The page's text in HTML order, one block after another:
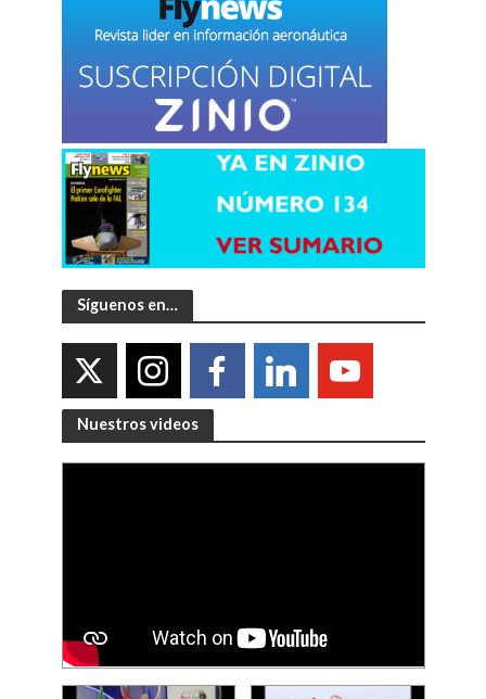
Síguenos en…
Nuestros videos